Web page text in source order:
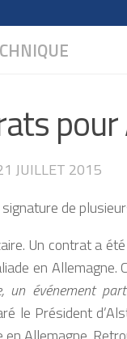
JUILLET 2015
de
Un contrat a
en Allemagne.
un événement
le Président